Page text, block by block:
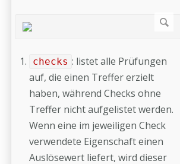
checks : listet alle Prüfungen
auf, die einen Treffer erzielt
haben, während Checks ohne
Treffer nicht aufgelistet werden.
Wenn eine im jeweiligen Check
verwendete Eigenschaft einen
Auslösewert liefert, wird dieser